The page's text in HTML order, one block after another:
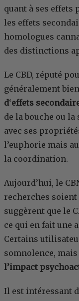
quant à ses effets
les effets
homologues
des distinctions
Le CBD, réputé
généralement
d‘effets
de la bouche ou la
avec ses
l’euphorie mais
la coordination.
Aujourd’hui, le
recherches
suggèrent que le
ce qui en fait une
Certains
somnolence, mais
l’impact
Il est intéressant